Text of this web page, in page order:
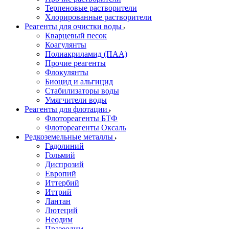
Терпеновые растворители
Хлорированные растворители
Реагенты для очистки воды
Кварцевый песок
Коагулянты
Полиакриламид (ПАА)
Прочие реагенты
Флокулянты
Биоцид и альгицид
Стабилизаторы воды
Умягчители воды
Реагенты для флотации
Флотореагенты БТФ
Флотореагенты Оксаль
Редкоземельные металлы
Гадолиний
Гольмий
Диспрозий
Европий
Иттербий
Иттрий
Лантан
Лютеций
Неодим